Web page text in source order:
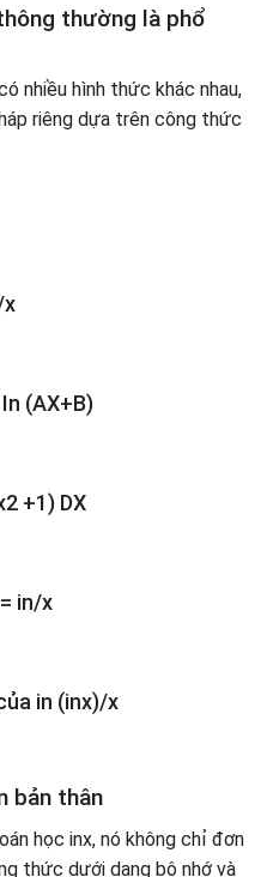
thường là phổ
nhiều hình thức khác nhau,
riêng dựa trên công thức
x
(AX+B)
+1) DX
in/x
in (inx)/x
bản thân
học inx, nó không chỉ đơn
thức dưới dạng bộ nhớ và